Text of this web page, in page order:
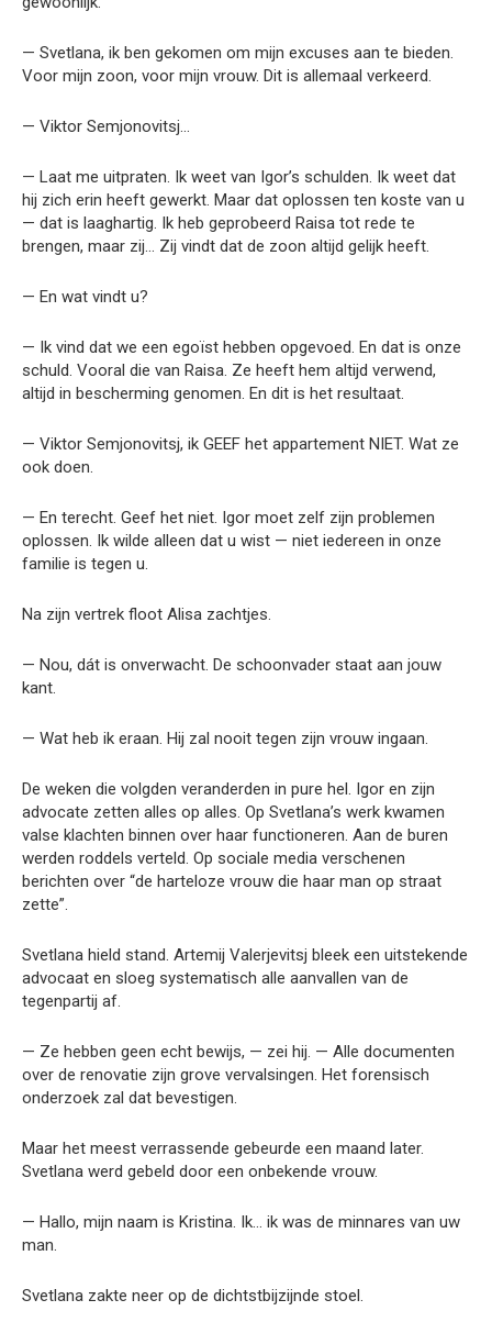
— Svetlana, ik ben gekomen om mijn excuses aan te bieden.
Voor mijn zoon, voor mijn vrouw. Dit is allemaal verkeerd.
— Viktor Semjonovitsj…
— Laat me uitpraten. Ik weet van Igor’s schulden. Ik weet dat
hij zich erin heeft gewerkt. Maar dat oplossen ten koste van u
— dat is laaghartig. Ik heb geprobeerd Raisa tot rede te
brengen, maar zij… Zij vindt dat de zoon altijd gelijk heeft.
— En wat vindt u?
— Ik vind dat we een egoïst hebben opgevoed. En dat is onze
schuld. Vooral die van Raisa. Ze heeft hem altijd verwend,
altijd in bescherming genomen. En dit is het resultaat.
— Viktor Semjonovitsj, ik GEEF het appartement NIET. Wat ze
ook doen.
— En terecht. Geef het niet. Igor moet zelf zijn problemen
oplossen. Ik wilde alleen dat u wist — niet iedereen in onze
familie is tegen u.
Na zijn vertrek floot Alisa zachtjes.
— Nou, dát is onverwacht. De schoonvader staat aan jouw
kant.
— Wat heb ik eraan. Hij zal nooit tegen zijn vrouw ingaan.
De weken die volgden veranderden in pure hel. Igor en zijn
advocate zetten alles op alles. Op Svetlana’s werk kwamen
valse klachten binnen over haar functioneren. Aan de buren
werden roddels verteld. Op sociale media verschenen
berichten over “de harteloze vrouw die haar man op straat
zette”.
Svetlana hield stand. Artemij Valerjevitsj bleek een uitstekende
advocaat en sloeg systematisch alle aanvallen van de
tegenpartij af.
— Ze hebben geen echt bewijs, — zei hij. — Alle documenten
over de renovatie zijn grove vervalsingen. Het forensisch
onderzoek zal dat bevestigen.
Maar het meest verrassende gebeurde een maand later.
Svetlana werd gebeld door een onbekende vrouw.
— Hallo, mijn naam is Kristina. Ik… ik was de minnares van uw
man.
Svetlana zakte neer op de dichtstbijzijnde stoel.